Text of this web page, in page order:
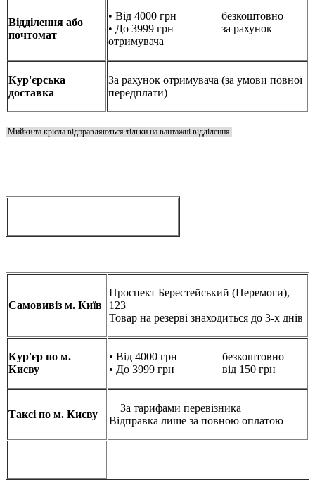
Відділення або
почтомат
• Від 4000 грн безкоштовно
• До 3999 грн за рахунок
отримувача
Кур'єрська
доставка
За рахунок отримувача (за умови повної
передплати)
Мийки та крісла відправляються тільки на вантажні відділення
Самовивіз м. Київ
Проспект Берестейський (Перемоги),
123
Товар на резерві знаходиться до 3-х днів
Кур'єр по м.
Києву
• Від 4000 грн безкоштовно
• До 3999 грн від 150 грн
Таксі по м. Києву
За тарифами перевізника
Відправка лише за повною оплатою